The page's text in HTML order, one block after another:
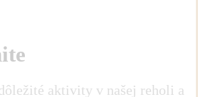
aktivity v našej reholi a